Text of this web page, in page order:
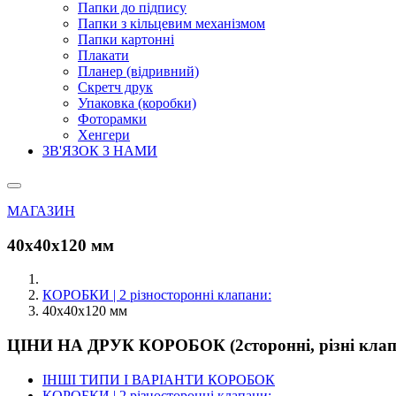
Папки до підпису
Папки з кільцевим механізмом
Папки картонні
Плакати
Планер (відривний)
Скретч друк
Упаковка (коробки)
Фоторамки
Хенгери
ЗВ'ЯЗОК З НАМИ
МАГАЗИН
40х40х120 мм
КОРОБКИ | 2 різносторонні клапани:
40х40х120 мм
ЦІНИ НА ДРУК КОРОБОК (2сторонні, різні
ІНШІ ТИПИ І ВАРІАНТИ КОРОБОК